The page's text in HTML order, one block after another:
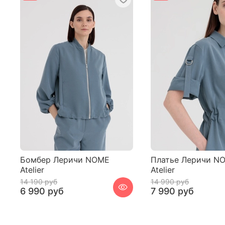
Бомбер Леричи NOME
Atelier
14 190 руб
6 990 руб
Платье Леричи
Atelier
14 990 руб
7 990 руб